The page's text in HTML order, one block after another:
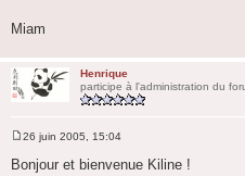
Miam
Henrique
participe à l'administration du
s
26 juin 2005, 15:04
Bonjour et bienvenue Kiline !